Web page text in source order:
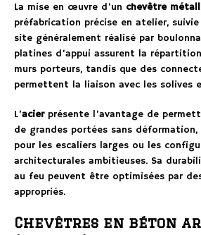
La mise en œuvre d’un chevêtre
préfabrication précise en atelier, suivie
site généralement réalisé par
platines d’appui assurent la
murs porteurs, tandis que des
permettent la liaison avec les solives
L’acierprésente l’avantage de
de grandes portées sans déformation,
pour les escaliers larges ou les
architecturales ambitieuses. Sa
au feu peuvent être optimisées par
appropriés.
Chevêtres en béton